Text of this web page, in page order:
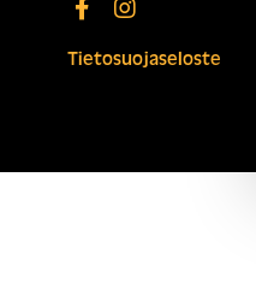
Tietosuojaseloste